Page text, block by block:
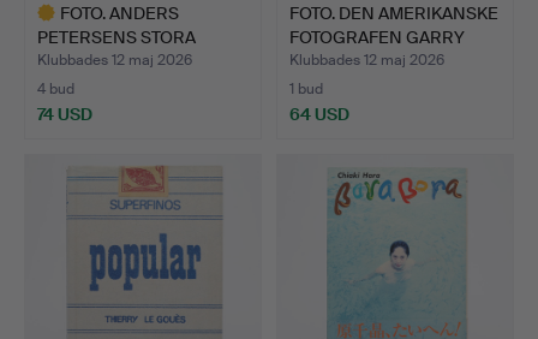
FOTO. ANDERS
PETERSENS STORA
SAMLINGSVERK …
Klubbades 12 maj 2026
4 bud
74 USD
föremål
FOTO. DEN AMERIKANSKE
FOTOGRAFEN GARRY
WIN…
Klubbades 12 maj 2026
1 bud
64 USD